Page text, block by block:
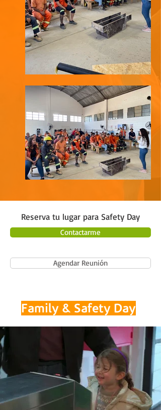
Reserva tu lugar para Safety Day
Contactarme
Agendar Reunión
Family & Safety Day